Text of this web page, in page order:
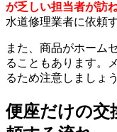
が乏しい担当者が訪
水道修理業者に依頼
また、商品がホーム
ることもあります。
るため注意しましょう
便座だけの交